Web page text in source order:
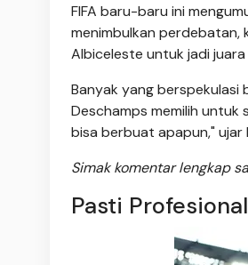
FIFA baru-baru ini
menimbulkan perdebatan,
Albiceleste untuk jadi juara
Banyak yang berspekulasi
Deschamps memilih untuk
bisa berbuat apapun," ujar
Simak komentar lengkap
Pasti Profesional